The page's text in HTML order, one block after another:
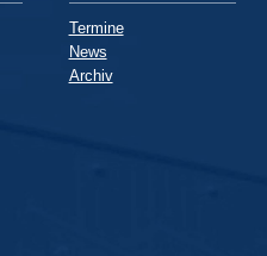
Termine
News
Archiv